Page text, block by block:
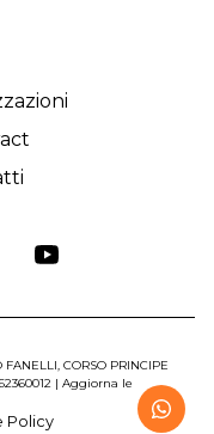
CORSO PRINCIPE
| Aggiorna le
Policy